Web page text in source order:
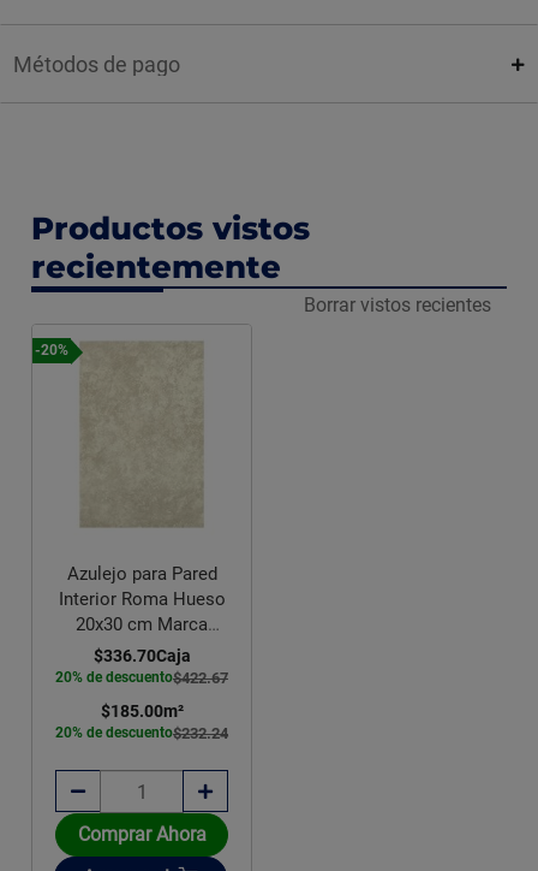
Métodos de pago
Productos vistos
recientemente
Borrar vistos recientes
-20%
Azulejo para Pared
Interior Roma Hueso
20x30 cm Marca
Vitromex
$422.67
$336.70Caja
20% de descuento
$232.24
$185.00m²
20% de descuento
Comprar Ahora